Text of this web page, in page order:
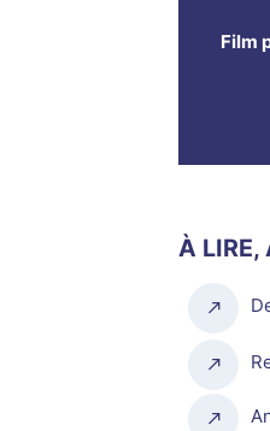
Film
À LIRE,